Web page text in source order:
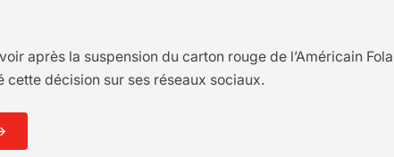
après la suspension du carton rouge de l’Américain
cette décision sur ses réseaux sociaux.